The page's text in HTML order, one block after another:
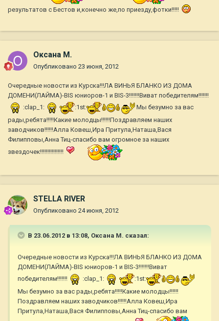
результатов с Бестов и,конечно же,по приезду,фотки!!!!!
Оксана М.
Опубликовано 23 июня, 2012
Очередные новости из Курска!!!ЛА ВИНЬЯ БЛАНКО ИЗ ДОМА
ДОМЕНИ(ЛАЙМА)-BIS юниоров-1 и BIS-3!!!!!!!Виват победителям!!!!!!!
:clap_1:
:1st:
Мы безумно за вас
рады,ребята!!!!!Какие молодцы!!!!!!Поздравляем наших
заводчиков!!!!!!Алла Ковеш,Ира Притула,Наташа,Вася
Филипповы,Анна Тиц-спасибо вам огромное за наших
звездочек!!!!!!!!!!!!!!!!
STELLA RIVER
Опубликовано 24 июня, 2012
В 23.06.2012 в 13:08, Оксана М. сказал:
Очередные новости из Курска!!!ЛА ВИНЬЯ БЛАНКО ИЗ ДОМА
ДОМЕНИ(ЛАЙМА)-BIS юниоров-1 и BIS-3!!!!!!!Виват
победителям!!!!!!!
:clap_1:
:1st:
Мы безумно за вас рады,ребята!!!!!Какие молодцы!!!!!!
Поздравляем наших заводчиков!!!!!!Алла Ковеш,Ира
Притула,Наташа,Вася Филипповы,Анна Тиц-спасибо вам